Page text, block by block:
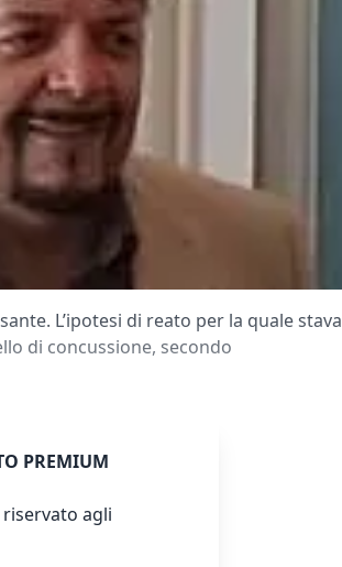
L’ipotesi di reato per la quale stava
di concussione, secondo
PREMIUM
agli